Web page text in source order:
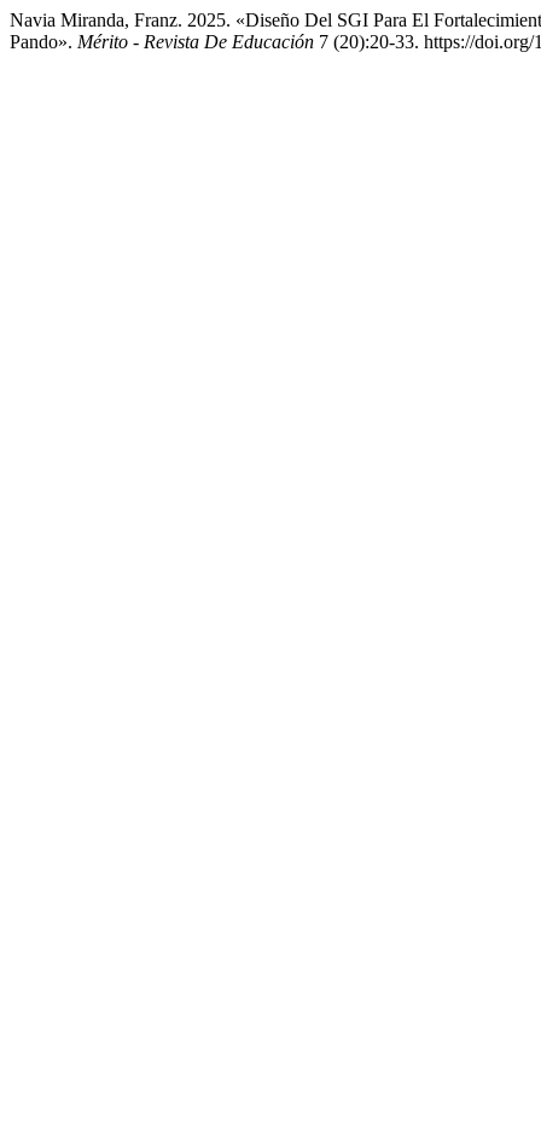
Navia Miranda, Franz. 2025. «Diseño Del SGI Para El
Pando». Mérito - Revista De Educación 7 (20):20-33. https://